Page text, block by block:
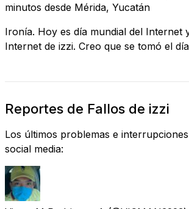
minutos desde Mérida, Yucatán
Ironía. Hoy es día mundial del Internet
Internet de izzi. Creo que se tomó el
Reportes de Fallos de izzi
Los últimos problemas e
social media: